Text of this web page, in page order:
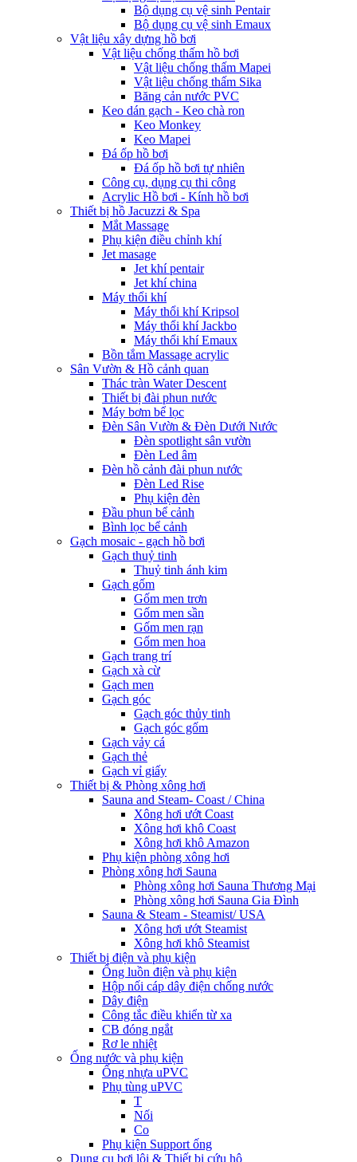
Bộ dụng cụ vệ sinh Pentair
Bộ dụng cụ vệ sinh Emaux
Vật liệu xây dựng hồ bơi
Vật liệu chống thấm hồ bơi
Vật liệu chống thấm Mapei
Vật liệu chống thấm Sika
Băng cản nước PVC
Keo dán gạch - Keo chà ron
Keo Monkey
Keo Mapei
Đá ốp hồ bơi
Đá ốp hồ bơi tự nhiên
Công cụ, dụng cụ thi công
Acrylic Hồ bơi - Kính hồ bơi
Thiết bị hồ Jacuzzi & Spa
Mắt Massage
Phụ kiện điều chỉnh khí
Jet masage
Jet khí pentair
Jet khí china
Máy thổi khí
Máy thổi khí Kripsol
Máy thổi khí Jackbo
Máy thổi khí Emaux
Bồn tắm Massage acrylic
Sân Vườn & Hồ cảnh quan
Thác tràn Water Descent
Thiết bị đài phun nước
Máy bơm bể lọc
Đèn Sân Vườn & Đèn Dưới Nước
Đèn spotlight sân vườn
Đèn Led âm
Đèn hồ cảnh đài phun nước
Đèn Led Rise
Phụ kiện đèn
Đầu phun bể cảnh
Bình lọc bể cảnh
Gạch mosaic - gạch hồ bơi
Gạch thuỷ tinh
Thuỷ tinh ánh kim
Gạch gốm
Gốm men trơn
Gốm men sần
Gốm men rạn
Gốm men hoa
Gạch trang trí
Gạch xà cừ
Gạch men
Gạch góc
Gạch góc thủy tinh
Gạch góc gốm
Gạch vảy cá
Gạch thẻ
Gạch vỉ giấy
Thiết bị & Phòng xông hơi
Sauna and Steam- Coast / China
Xông hơi ướt Coast
Xông hơi khô Coast
Xông hơi khô Amazon
Phụ kiện phòng xông hơi
Phòng xông hơi Sauna
Phòng xông hơi Sauna Thương Mại
Phòng xông hơi Sauna Gia Đình
Sauna & Steam - Steamist/ USA
Xông hơi ướt Steamist
Xông hơi khô Steamist
Thiết bị điện và phụ kiện
Ống luồn điện và phụ kiện
Hộp nối cáp dây điện chống nước
Dây điện
Công tắc điều khiển từ xa
CB đóng ngắt
Rơ le nhiệt
Ống nước và phụ kiện
Ống nhựa uPVC
Phụ tùng uPVC
T
Nối
Co
Phụ kiện Support ống
Dụng cụ bơi lội & Thiết bị cứu hộ